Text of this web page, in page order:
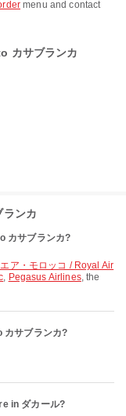
menu and contact
カサブランカ
ンカ
カサブランカ?
ア・モロッコ / Royal Air
, Pegasus Airlines, the
サブランカ?
in ダカール?